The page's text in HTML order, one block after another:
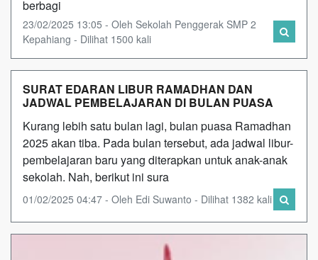
berbagi
23/02/2025 13:05 - Oleh Sekolah Penggerak SMP 2
Kepahiang - Dilihat 1500 kali
SURAT EDARAN LIBUR RAMADHAN DAN
JADWAL PEMBELAJARAN DI BULAN PUASA
Kurang lebih satu bulan lagi, bulan puasa Ramadhan
2025 akan tiba. Pada bulan tersebut, ada jadwal libur-
pembelajaran baru yang diterapkan untuk anak-anak
sekolah. Nah, berikut ini sura
01/02/2025 04:47 - Oleh Edi Suwanto - Dilihat 1382 kali